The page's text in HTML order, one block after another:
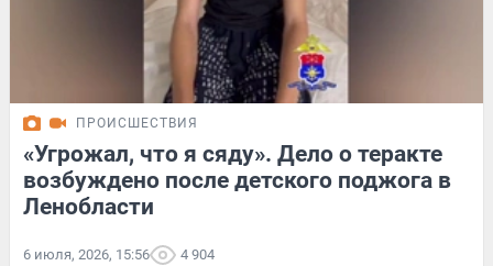
ПРОИСШЕСТВИЯ
«Угрожал, что я сяду». Дело о теракте
возбуждено после детского поджога в
Ленобласти
6 июля, 2026, 15:56 4 904